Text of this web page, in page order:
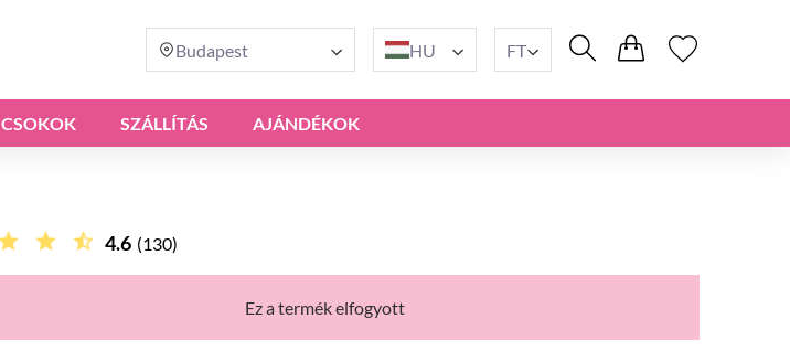
Budapest HU FT
CSOKOK SZÁLLÍTÁS AJÁNDÉKOK
4.6 (130)
Ez a termék elfogyott